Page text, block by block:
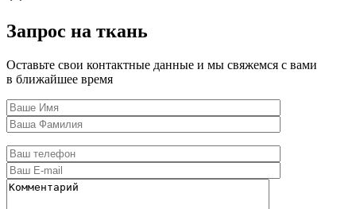
Запрос на ткань
Оставьте свои контактные данные и мы свяжемся с вами
в ближайшее время